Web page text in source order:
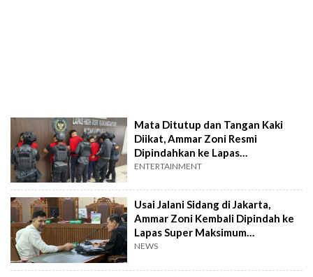
Mata Ditutup dan Tangan Kaki
Diikat, Ammar Zoni Resmi
Dipindahkan ke Lapas
Nusakambangan
ENTERTAINMENT
Usai Jalani Sidang di Jakarta,
Ammar Zoni Kembali Dipindah ke
Lapas Super Maksimum
Nusakambangan
NEWS